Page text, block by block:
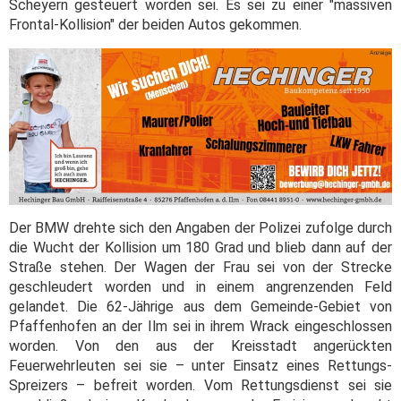
Scheyern gesteuert worden sei. Es sei zu einer "massiven
Frontal-Kollision" der beiden Autos gekommen.
Der BMW drehte sich den Angaben der Polizei zufolge durch
die Wucht der Kollision um 180 Grad und blieb dann auf der
Straße stehen. Der Wagen der Frau sei von der Strecke
geschleudert worden und in einem angrenzenden Feld
gelandet. Die 62-Jährige aus dem Gemeinde-Gebiet von
Pfaffenhofen an der Ilm sei in ihrem Wrack eingeschlossen
worden. Von den aus der Kreisstadt angerückten
Feuerwehrleuten sei sie – unter Einsatz eines Rettungs-
Spreizers – befreit worden. Vom Rettungsdienst sei sie